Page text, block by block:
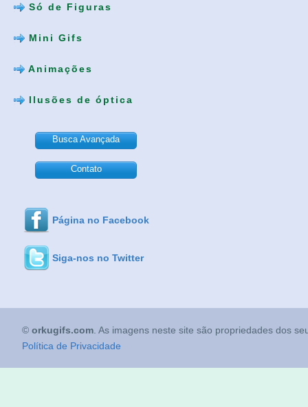
Só de Figuras
Mini Gifs
Animações
Ilusões de óptica
Busca Avançada
Contato
Página no Facebook
Siga-nos no Twitter
© orkugifs.com . As imagens neste site são propriedades dos
Política de Privacidade